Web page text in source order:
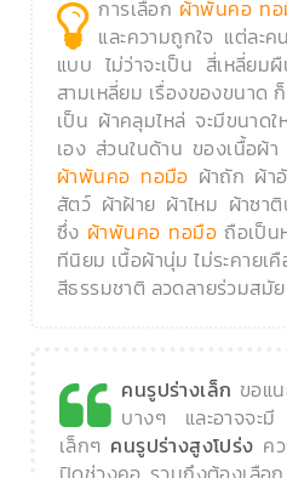
การเลือก ผ้าพันคอ ท
และความถูกใจ แต่ละ
แบบ ไม่ว่าจะเป็น สี่เหลี่ยม
สามเหลี่ยม เรื่องของขนาด
เป็น ผ้าคลุมไหล่ จะมีขนาด
เอง ส่วนในด้าน ของเนื้อผ้า
ผ้าพันคอ ทอมือ ผ้าถัก ผ้า
สัตว์ ผ้าฝ้าย ผ้าไหม ผ้าซา
ซึ่ง ผ้าพันคอ ทอมือ ถือเป็น
ทีนิยม เนื้อผ้านุ่ม ไม่ระคายเ
สีธรรมชาติ ลวดลายร่วมสมัย
คนรูปร่างเล็ก ขอแน
บางๆ และอาจจะ
เล็กๆ คนรูปร่างสูงโปร่ง ค
ปิดช่วงคอ รวมถึงต้องเลือ